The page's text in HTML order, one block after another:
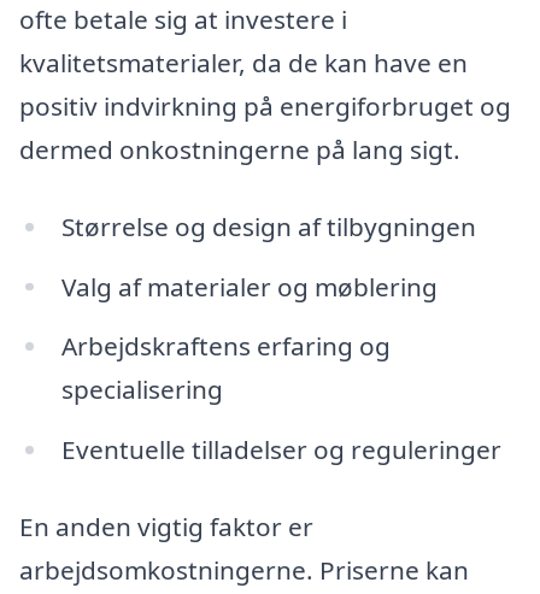
ofte betale sig at investere i
kvalitetsmaterialer, da de kan have en
positiv indvirkning på energiforbruget og
dermed onkostningerne på lang sigt.
Størrelse og design af tilbygningen
Valg af materialer og møblering
Arbejdskraftens erfaring og
specialisering
Eventuelle tilladelser og reguleringer
En anden vigtig faktor er
arbejdsomkostningerne. Priserne kan